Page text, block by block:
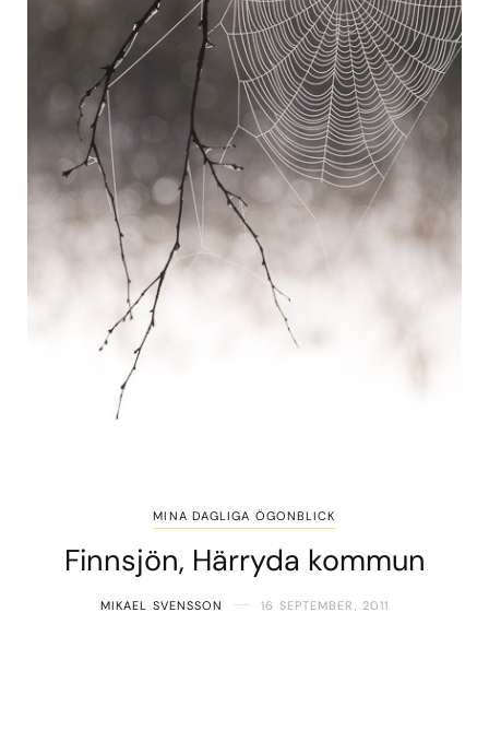
MINA DAGLIGA ÖGONBLICK
Finnsjön, Härryda kommun
MIKAEL SVENSSON 16 SEPTEMBER, 2011